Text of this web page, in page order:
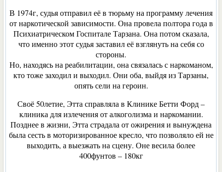
В 1974г, судья отправил её в тюрьму на программу лечения
от наркотической зависимости. Она провела полтора года в
Психиатрическом Госпитале Тарзана. Она потом сказала,
что именно этот судья заставил её взглянуть на себя со
стороны.
Но, находясь на реабилитации, она связалась с наркоманом,
кто тоже заходил и выходил. Они оба, выйдя из Тарзаны,
опять сели на героин.
Своё 50летие, Этта справляла в Клинике Бетти Форд –
клиника для излечения от алкоголизма и наркомании.
Позднее в жизни, Этта страдала от ожирения и вынуждена
была сесть в моторизированное кресло, что позволяло ей не
выходить, а выезжать на сцену. Оне весила более
400фунтов – 180кг